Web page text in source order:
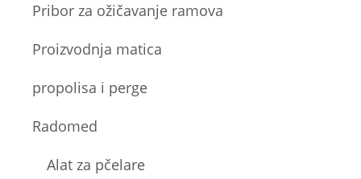
Pribor za ožičavanje ramova
Proizvodnja matica
propolisa i perge
Radomed
Alat za pčelare